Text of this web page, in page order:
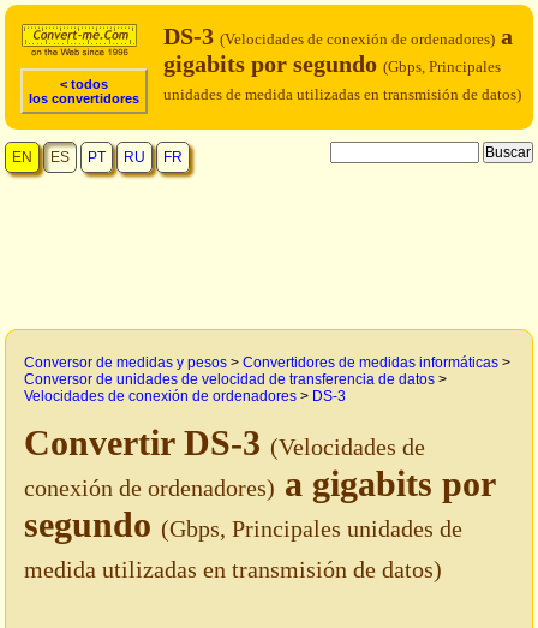
< todos
los convertidores
DS-3 (Velocidades de conexión de ordenadores) a
gigabits por segundo (Gbps, Principales
unidades de medida utilizadas en transmisión de datos)
EN ES PT RU FR
Conversor de medidas y pesos > Convertidores de medidas informáticas >
Conversor de unidades de velocidad de transferencia de datos >
Velocidades de conexión de ordenadores > DS-3
Convertir DS-3 (Velocidades de
conexión de ordenadores) a gigabits por
segundo (Gbps, Principales unidades de
medida utilizadas en transmisión de datos)